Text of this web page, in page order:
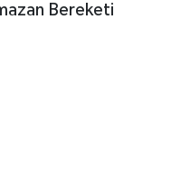
Bereketi